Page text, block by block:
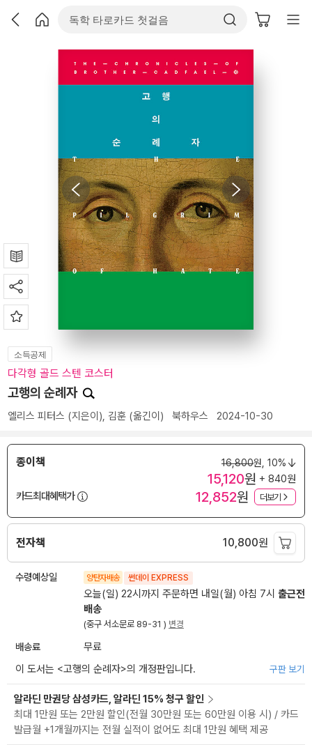
소득공제
다각형 골드 스텐 코스터
고행의 순례자
엘리스 피터스 (지은이), 김훈 (옮긴이) 북하우스 2024-10-30
종이책 16,800원, 10%
15,120원 + 840원
카드최대혜택가
12,852원 더보기
전자책 10,800원
수령예상일 양탄자배송 썬데이 EXPRESS
오늘(일) 22시까지 주문하면 내일(월) 아침 7시 출근전
배송
(중구 서소문로 89-31 ) 변경
배송료
무료
이 도서는 <고행의 순례자>의 개정판입니다. 구판 보기
알라딘 만권당 삼성카드, 알라딘 15% 청구 할인
최대 1만원 또는 2만원 할인(전월 30만원 또는 60만원 이용 시) / 카드
발급월 +1개월까지는 전월 실적이 없어도 최대 1만원 혜택 제공